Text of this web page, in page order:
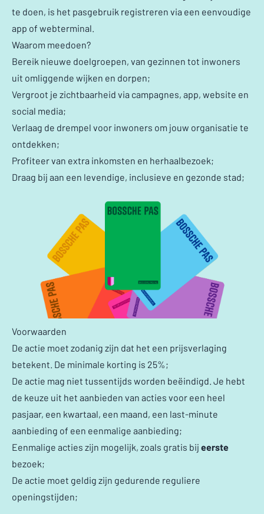
te doen, is het pasgebruik registreren via een eenvoudige
app of webterminal.
Waarom meedoen?
Bereik nieuwe doelgroepen, van gezinnen tot inwoners
uit omliggende wijken en dorpen;
Vergroot je zichtbaarheid via campagnes, app, website en
social media;
Verlaag de drempel voor inwoners om jouw organisatie te
ontdekken;
Profiteer van extra inkomsten en herhaalbezoek;
Draag bij aan een levendige, inclusieve en gezonde stad;
Voorwaarden
De actie moet zodanig zijn dat het een prijsverlaging
betekent. De minimale korting is 25%;
De actie mag niet tussentijds worden beëindigd. Je hebt
de keuze uit het aanbieden van acties voor een heel
pasjaar, een kwartaal, een maand, een last-minute
aanbieding of een eenmalige aanbieding;
Eenmalige acties zijn mogelijk, zoals gratis bij eerste
bezoek;
De actie moet geldig zijn gedurende reguliere
openingstijden;